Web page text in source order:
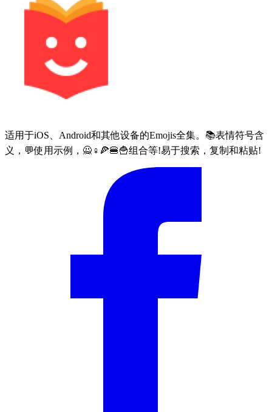
适用于iOS、Android和其他设备的Emojis全集。📚表情符号含
义，💬使用示例，🙅♀🍕🍔🍟组合等!易于搜索，复制和粘贴!